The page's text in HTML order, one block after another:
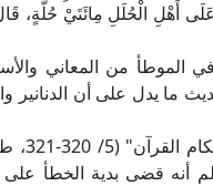
أَهْلِ الْحُلَلِ مِائَتَيْ حُلَّةٍ،
ما يدل على أن
قال
أنه قضى بدية الخطأ على